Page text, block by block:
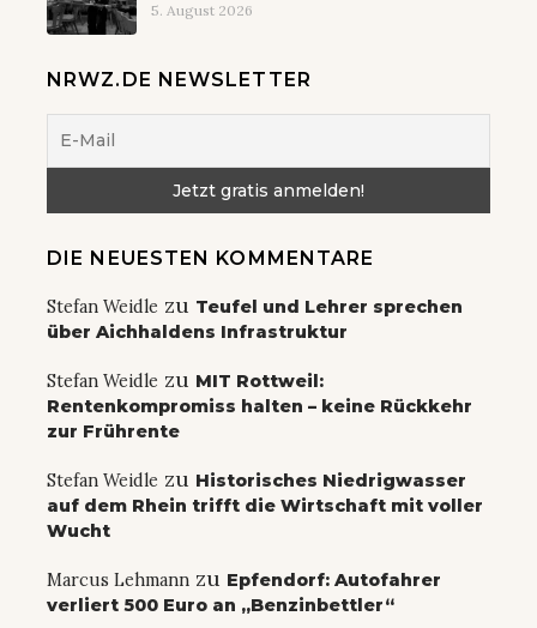
5. August 2026
NRWZ.DE NEWSLETTER
DIE NEUESTEN KOMMENTARE
Stefan Weidle zu Teufel und Lehrer sprechen
über Aichhaldens Infrastruktur
Stefan Weidle zu MIT Rottweil:
Rentenkompromiss halten – keine Rückkehr
zur Frührente
Stefan Weidle zu Historisches Niedrigwasser
auf dem Rhein trifft die Wirtschaft mit voller
Wucht
Marcus Lehmann zu Epfendorf: Autofahrer
verliert 500 Euro an „Benzinbettler“